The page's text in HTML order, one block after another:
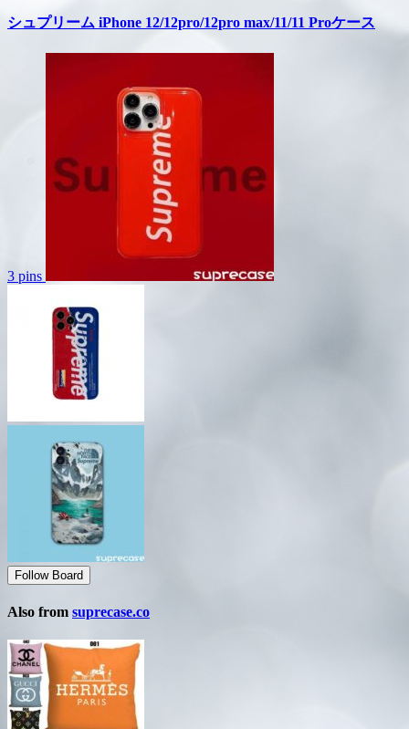
シュプリーム iPhone 12/12pro/12pro max/11/11 Proケース
3 pins
Follow Board
Also from suprecase.co